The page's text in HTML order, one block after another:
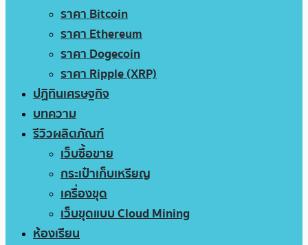
ราคา Bitcoin
ราคา Ethereum
ราคา Dogecoin
ราคา Ripple (XRP)
ปฏิทินเศรษฐกิจ
บทความ
รีวิวผลิตภัณฑ์
เว็บซื้อขาย
กระเป๋าเก็บเหรียญ
เครื่องขุด
เว็บขุดแบบ Cloud Mining
ห้องเรียน